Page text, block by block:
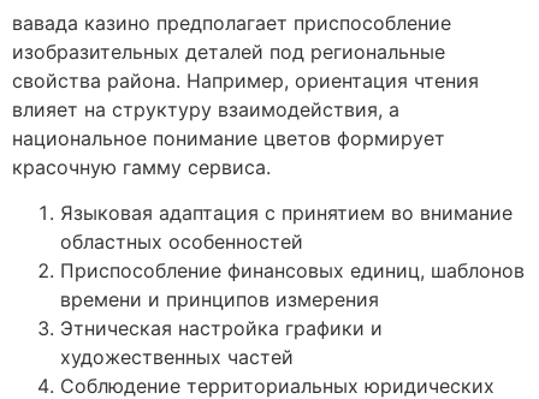
вавада казино предполагает приспособление
изобразительных деталей под региональные
свойства района. Например, ориентация чтения
влияет на структуру взаимодействия, а
национальное понимание цветов формирует
красочную гамму сервиса.
Языковая адаптация с принятием во внимание
областных особенностей
Приспособление финансовых единиц, шаблонов
времени и принципов измерения
Этническая настройка графики и
художественных частей
Соблюдение территориальных юридических